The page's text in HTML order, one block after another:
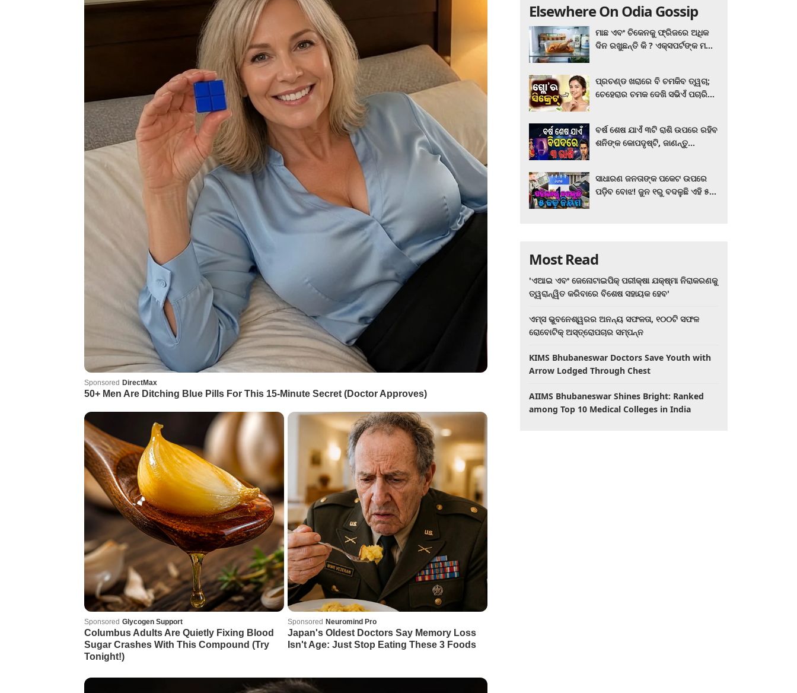
Elsewhere On Odia Gossip
ମାଛ ଏବଂ ଚିକେନକୁ ଫ୍ରିଜରେ ଅଧିକ
ଦିନ ରଖୁଛନ୍ତି କି ? ଏକ୍ସପର୍ଟଙ୍କ ମତ
ପ୍ରଚଣ୍ଡ ଖରାରେ ବି ଚମକିବ ତ୍ୱଚା;
ଚେହେରାର ଚମକ ଦେଖି ସଭିଏଁ ପଚାରିବେ
ବର୍ଷ ଶେଷ ଯାଏଁ ୩ଟି ରାଶି ଉପରେ ରହିବ
ଶନିଙ୍କ କୋପଦୃଷ୍ଟି, ଜାଣନ୍ତୁ
ସାଧାରଣ ଜନତାଙ୍କ ପକେଟ ଉପରେ
ପଡ଼ିବ ବୋଝ! ଜୁନ ୧ରୁ ବଦଳୁଛି ଏହି ୫
Most Read
'ଏଆଇ ଏବଂ ଜେନୋଟାଇପିକ୍ ପରୀକ୍ଷା ଯକ୍ଷ୍ମା ନିରାକରଣକୁ
ତ୍ୱରାନ୍ୱିତ କରିବାରେ ବିଶେଷ ସହାୟକ ହେବ'
ଏମ୍ସ ଭୁବନେଶ୍ୱରର ଅନନ୍ୟ ସଫଳତା, ୧୦୦ଟି ସଫଳ
ରୋବୋଟିକ୍ ଅସ୍ତ୍ରୋପଚାର ସମ୍ପନ୍ନ
KIMS Bhubaneswar Doctors Save Youth with
Arrow Lodged Through Chest
AIIMS Bhubaneswar Shines Bright: Ranked
among Top 10 Medical Colleges in India